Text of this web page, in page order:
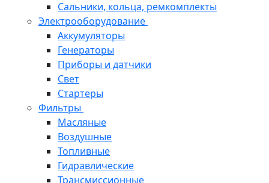
Сальники, кольца, ремкомплекты
Электрооборудование
Аккумуляторы
Генераторы
Приборы и датчики
Свет
Стартеры
Фильтры
Масляные
Воздушные
Топливные
Гидравлические
Трансмиссионные